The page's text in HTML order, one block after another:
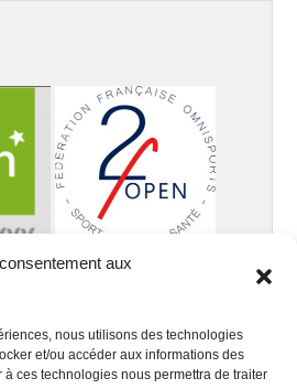
aux
nous utilisons des technologies
et/ou accéder aux informations des
ces technologies nous permettra de traiter